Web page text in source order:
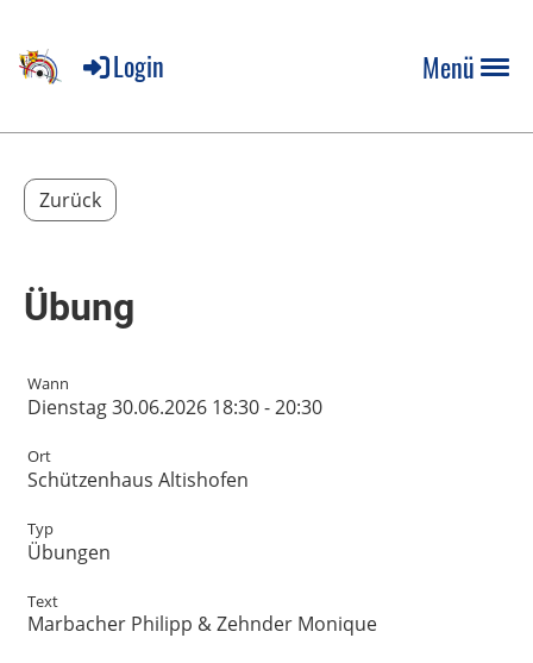
Menü
Login
Zurück
Übung
Wann
Dienstag 30.06.2026 18:30 - 20:30
Ort
Schützenhaus Altishofen
Typ
Übungen
Text
Marbacher Philipp & Zehnder Monique